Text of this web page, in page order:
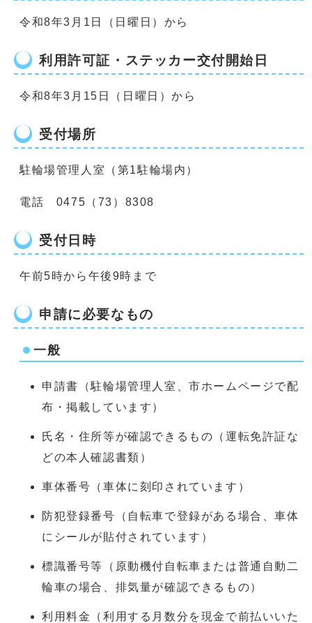
令和8年3月1日（日曜日）から
利用許可証・ステッカー交付開始日
令和8年3月15日（日曜日）から
受付場所
駐輪場管理人室（第1駐輪場内）
電話 0475（73）8308
受付日時
午前5時から午後9時まで
申請に必要なもの
一般
申請書（駐輪場管理人室、市ホームページで配
布・掲載しています）
氏名・住所等が確認できるもの（運転免許証な
どの本人確認書類）
車体番号（車体に刻印されています）
防犯登録番号（自転車で登録がある場合、車体
にシールが貼付されています）
標識番号等（原動機付自転車または普通自動二
輪車の場合、排気量が確認できるもの）
利用料金（利用する月数分を現金で前払いいた